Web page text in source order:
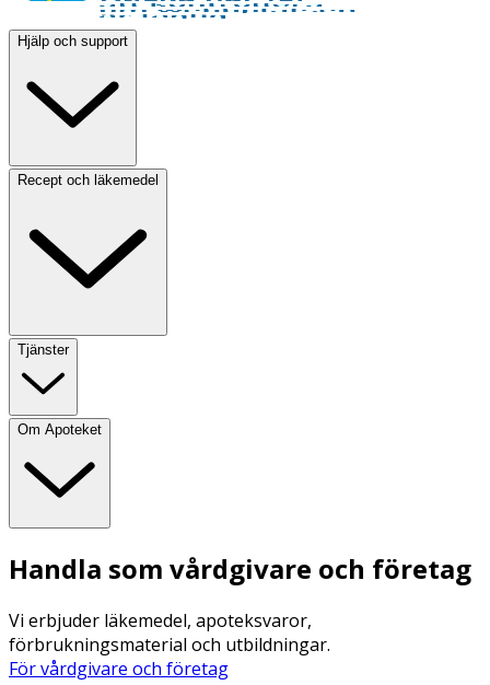
Hjälp och support
Recept och läkemedel
Tjänster
Om Apoteket
Handla som vårdgivare och företag
Vi erbjuder läkemedel, apoteksvaror,
förbrukningsmaterial och utbildningar.
För vårdgivare och företag